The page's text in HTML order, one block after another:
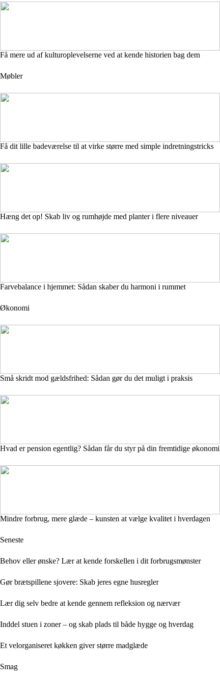
Få mere ud af kulturoplevelserne ved at kende historien bag dem
Møbler
Få dit lille badeværelse til at virke større med simple indretningstricks
Hæng det op! Skab liv og rumhøjde med planter i flere niveauer
Farvebalance i hjemmet: Sådan skaber du harmoni i rummet
Økonomi
Små skridt mod gældsfrihed: Sådan gør du det muligt i praksis
Hvad er pension egentlig? Sådan får du styr på din fremtidige økonomi
Mindre forbrug, mere glæde – kunsten at vælge kvalitet i hverdagen
Seneste
Behov eller ønske? Lær at kende forskellen i dit forbrugsmønster
Gør brætspillene sjovere: Skab jeres egne husregler
Lær dig selv bedre at kende gennem refleksion og nærvær
Inddel stuen i zoner – og skab plads til både hygge og hverdag
Et velorganiseret køkken giver større madglæde
Smag